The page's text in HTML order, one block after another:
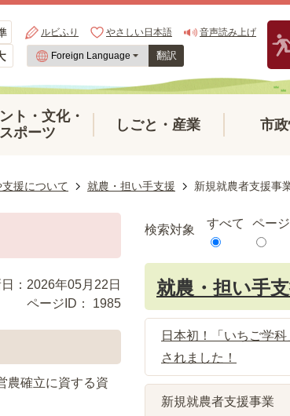
ルビふり やさしい日本語 音声読み上げ
翻訳
ト・文化・
スポーツ
しごと・産業 市
援について 就農・担い手支援 新規就農者支援事
：2026年05月22日
ページID：
1985
農確立に資する資
検索対象 すべて ページ
就農・担い手
日本初！「いちご学
されました！
新規就農者支援事業